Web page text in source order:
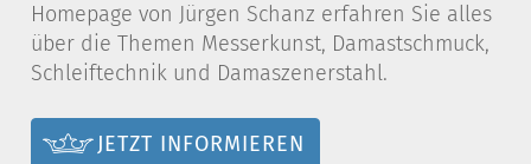
Homepage von Jürgen Schanz erfahren Sie alles
über die Themen Messerkunst, Damastschmuck,
Schleiftechnik und Damaszenerstahl.
JETZT INFORMIEREN